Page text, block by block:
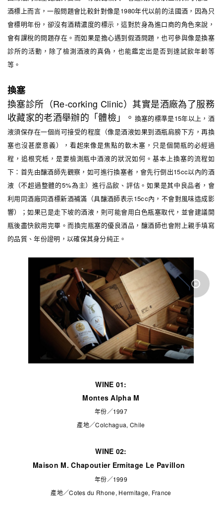
酒標上而言，一般問題會比較針對像是1980年代以前的法國酒，因為只
會標明年份，卻沒有酒精濃度的標示，這對於身為進口商的角色來說，
會有課稅的問題存在。而如果是擔心遇到假酒問題，也可參與像是換塞
診所的活動，除了檢測酒液的真偽，也能鑑定出是否到達試飲年齡等
等。
換塞
換塞診所（Re-corking Clinic）其實是酒廠為了服務
收藏家的老酒舉辦的「體檢」。 換塞的標準是15年以上，酒
液須保存在一個尚可接受的程度（像是酒液如果到酒瓶肩膀下方，再換
塞也沒甚麼意義），看起來像是焦點的軟木塞，只是個開瓶的必經過
程，追根究柢，是要檢測瓶中酒液的狀況如何。基本上換塞的流程如
下：首先由釀酒師先觀察，如可進行換塞者，會先行倒出15cc以內的酒
液（不超過整體的5%為主）進行品飲、評估。如果是其中良品者，會
利用同酒廠同酒標新酒補滿（具釀酒師表示15cc內，不會對風味造成影
響）；如果已是走下坡的酒液，則可能會用白色瓶塞取代，並會建議開
瓶後盡快飲用完畢。而換完瓶塞的優良酒品，釀酒師也會附上親手填寫
的品質、年份證明，以確保其身分純正。
WINE 01:
Montes Alpha M
年份／1997
產地／Colchagua, Chile
WINE 02:
Maison M. Chapoutier Ermitage Le Pavillon
年份／1999
產地／Cotes du Rhone, Hermitage, France